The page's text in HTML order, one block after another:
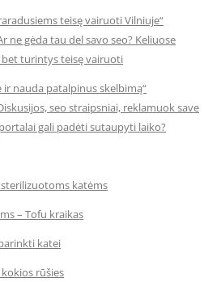
teisę vairuoti Vilniuje“
ne gėda tau del savo seo? Keliuose
turintys teisę vairuoti
nauda patalpinus skelbimą“
seo straipsniai, reklamuok save
gali padėti sutaupyti laiko?
sterilizuotoms katėms
– Tofu kraikas
katei
rūšies